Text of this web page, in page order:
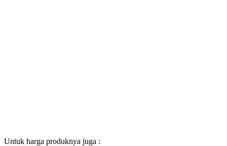
Untuk harga produknya juga :